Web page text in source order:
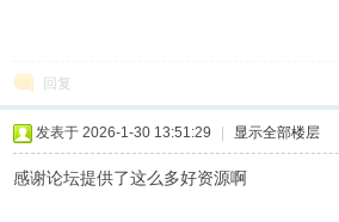
回复
发表于 2026-1-30 13:51:29 显示全部楼层
感谢论坛提供了这么多好资源啊